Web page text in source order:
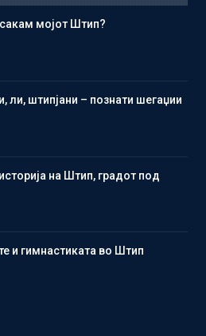
мојот Штип?
ли, штипјани – познати шегаџии
на Штип, градот под
и гимнастиката во Штип